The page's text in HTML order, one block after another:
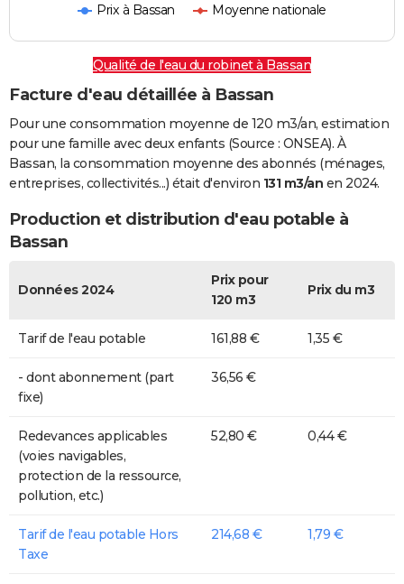
Prix à Bassan Moyenne nationale
Qualité de l'eau du robinet à Bassan
Facture d'eau détaillée à Bassan
Pour une consommation moyenne de 120 m3/an, estimation
pour une famille avec deux enfants (Source : ONSEA). À
Bassan, la consommation moyenne des abonnés (ménages,
entreprises, collectivités...) était d'environ 131 m3/an en 2024.
Production et distribution d'eau potable à
Bassan
Données 2024
Prix pour
120 m3
Prix du m3
Tarif de l'eau potable 161,88 € 1,35 €
- dont abonnement (part
fixe)
36,56 €
Redevances applicables
(voies navigables,
protection de la ressource,
pollution, etc.)
52,80 € 0,44 €
Tarif de l'eau potable Hors
Taxe
214,68 € 1,79 €